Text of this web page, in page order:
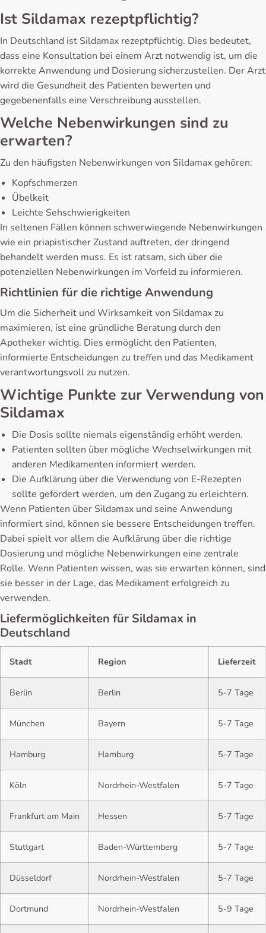
Ist Sildamax rezeptpflichtig?
In Deutschland ist Sildamax rezeptpflichtig. Dies bedeutet,
dass eine Konsultation bei einem Arzt notwendig ist, um die
korrekte Anwendung und Dosierung sicherzustellen. Der Arzt
wird die Gesundheit des Patienten bewerten und
gegebenenfalls eine Verschreibung ausstellen.
Welche Nebenwirkungen sind zu
erwarten?
Zu den häufigsten Nebenwirkungen von Sildamax gehören:
Kopfschmerzen
Übelkeit
Leichte Sehschwierigkeiten
In seltenen Fällen können schwerwiegende Nebenwirkungen
wie ein priapistischer Zustand auftreten, der dringend
behandelt werden muss. Es ist ratsam, sich über die
potenziellen Nebenwirkungen im Vorfeld zu informieren.
Richtlinien für die richtige Anwendung
Um die Sicherheit und Wirksamkeit von Sildamax zu
maximieren, ist eine gründliche Beratung durch den
Apotheker wichtig. Dies ermöglicht den Patienten,
informierte Entscheidungen zu treffen und das Medikament
verantwortungsvoll zu nutzen.
Wichtige Punkte zur Verwendung von
Sildamax
Die Dosis sollte niemals eigenständig erhöht werden.
Patienten sollten über mögliche Wechselwirkungen mit
anderen Medikamenten informiert werden.
Die Aufklärung über die Verwendung von E-Rezepten
sollte gefördert werden, um den Zugang zu erleichtern.
Wenn Patienten über Sildamax und seine Anwendung
informiert sind, können sie bessere Entscheidungen treffen.
Dabei spielt vor allem die Aufklärung über die richtige
Dosierung und mögliche Nebenwirkungen eine zentrale
Rolle. Wenn Patienten wissen, was sie erwarten können, sind
sie besser in der Lage, das Medikament erfolgreich zu
verwenden.
Liefermöglichkeiten für Sildamax in
Deutschland
Stadt Region Lieferzeit
Berlin Berlin 5-7 Tage
München Bayern 5-7 Tage
Hamburg Hamburg 5-7 Tage
Köln Nordrhein-Westfalen 5-7 Tage
Frankfurt am Main Hessen 5-7 Tage
Stuttgart Baden-Württemberg 5-7 Tage
Düsseldorf Nordrhein-Westfalen 5-7 Tage
Dortmund Nordrhein-Westfalen 5-9 Tage